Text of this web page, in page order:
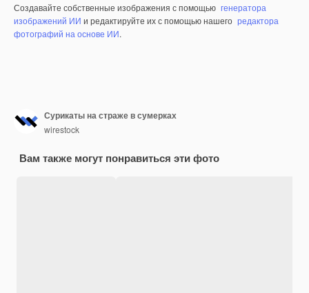
Создавайте собственные изображения с помощью генератора
изображений ИИ и редактируйте их с помощью нашего редактора
фотографий на основе ИИ.
Сурикаты на страже в сумерках
wirestock
Вам также могут понравиться эти фото